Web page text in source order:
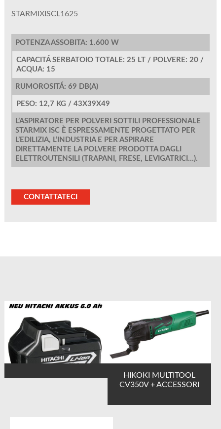
STARMIXISCL1625
POTENZA ASSOBITA: 1.600 W
CAPACITÁ SERBATOIO TOTALE: 25 LT / POLVERE: 20 /
ACQUA: 15
RUMOROSITÁ: 69 DB(A)
PESO: 12,7 KG / 43X39X49
L’ASPIRATORE PER POLVERI SOTTILI PROFESSIONALE
STARMIX ISC È ESPRESSAMENTE PROGETTATO PER
L’EDILIZIA, L’INDUSTRIA E PER ASPIRARE
DIRETTAMENTE LA POLVERE PRODOTTA DAGLI
ELETTROUTENSILI (TRAPANI, FRESE, LEVIGATRICI...).
CONTATTATECI
HIKOKI MULTITOOL
CV350V + ACCESSORI